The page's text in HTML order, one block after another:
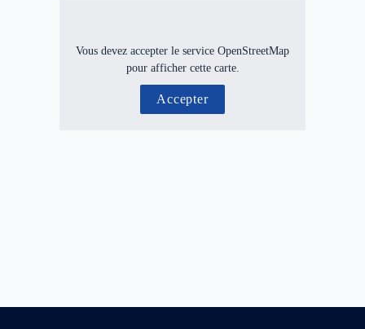
Vous devez accepter le service OpenStreetMap
pour afficher cette carte.
Accepter